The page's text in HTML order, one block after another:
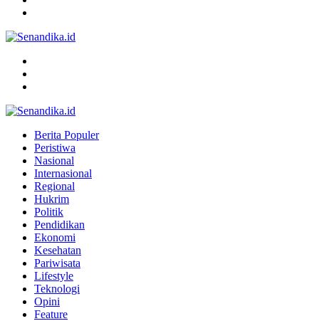
Berita Populer
Peristiwa
Nasional
Internasional
Regional
Hukrim
Politik
Pendidikan
Ekonomi
Kesehatan
Pariwisata
Lifestyle
Teknologi
Opini
Feature